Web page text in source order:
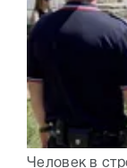
Человек в